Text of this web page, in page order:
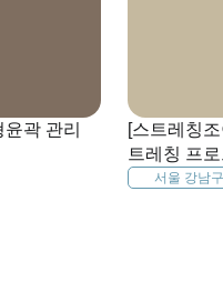
곽 관리
[스트레칭
트레칭 프
서울 강남구